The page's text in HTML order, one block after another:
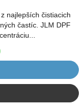
najlepších čistiacich
častíc. JLM DPF